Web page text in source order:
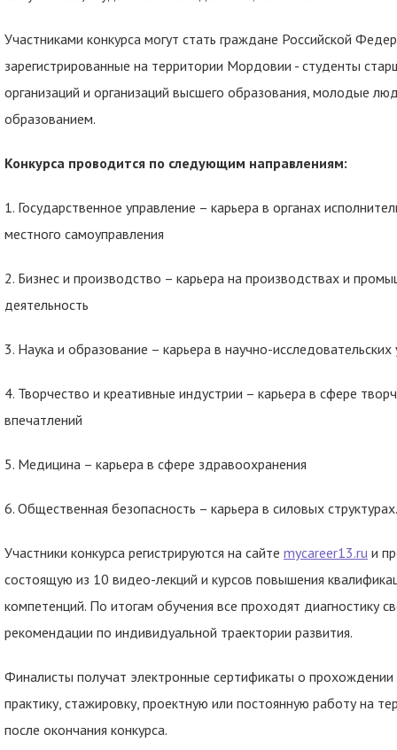
Участниками конкурса могут стать граждане Российской
зарегистрированные на территории Мордовии - студенты
организаций и организаций высшего образования, молодые
образованием.
Конкурса проводится по следующим направлениям:
1. Государственное управление – карьера в органах
местного самоуправления
2. Бизнес и производство – карьера на производствах и
деятельность
3. Наука и образование – карьера в научно-
4. Творчество и креативные индустрии – карьера в сфере
впечатлений
5. Медицина – карьера в сфере здравоохранения
6. Общественная безопасность – карьера в силовых структурах.
Участники конкурса регистрируются на сайте mycareer13.ru и
состоящую из 10 видео-лекций и курсов повышения
компетенций. По итогам обучения все проходят диагностику
рекомендации по индивидуальной траектории развития.
Финалисты получат электронные сертификаты о
практику, стажировку, проектную или постоянную работу на
после окончания конкурса.